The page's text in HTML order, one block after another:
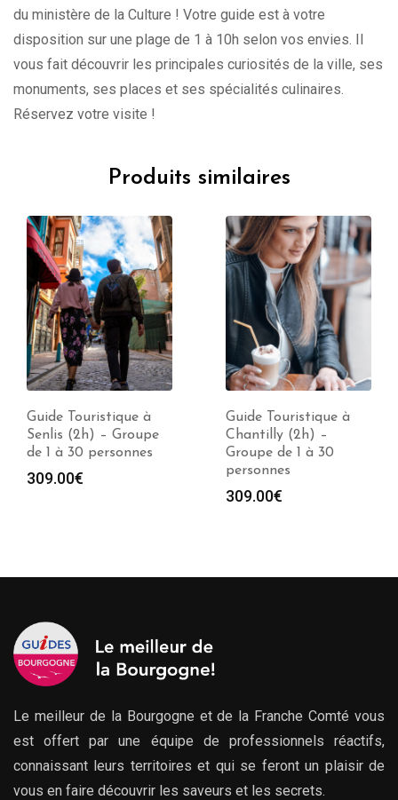
du ministère de la Culture ! Votre guide est à votre
disposition sur une plage de 1 à 10h selon vos envies. Il
vous fait découvrir les principales curiosités de la ville, ses
monuments, ses places et ses spécialités culinaires.
Réservez votre visite !
Produits similaires
Guide Touristique à
Senlis (2h) – Groupe
de 1 à 30 personnes
309.00€
Guide Touristique à
Chantilly (2h) –
Groupe de 1 à 30
personnes
309.00€
Le meilleur de la Bourgogne et de la Franche Comté vous
est offert par une équipe de professionnels réactifs,
connaissant leurs territoires et qui se feront un plaisir de
vous en faire découvrir les saveurs et les secrets.